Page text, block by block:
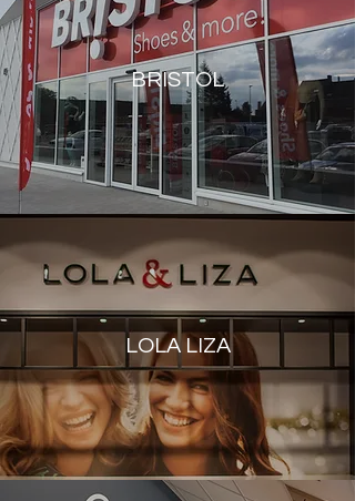
BRISTOL
LOLA LIZA